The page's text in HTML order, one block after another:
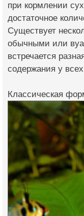
при кормлении
достаточное
Существует
обычными или
встречается
содержания у
Классическая